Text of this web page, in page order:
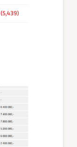
(5,439)